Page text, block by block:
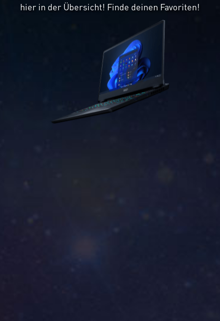
hier in der Übersicht! Finde deinen Favoriten!